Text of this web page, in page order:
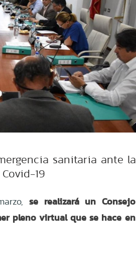
sanitaria ante la
19
se realizará un Consejo
pleno virtual que se hace en